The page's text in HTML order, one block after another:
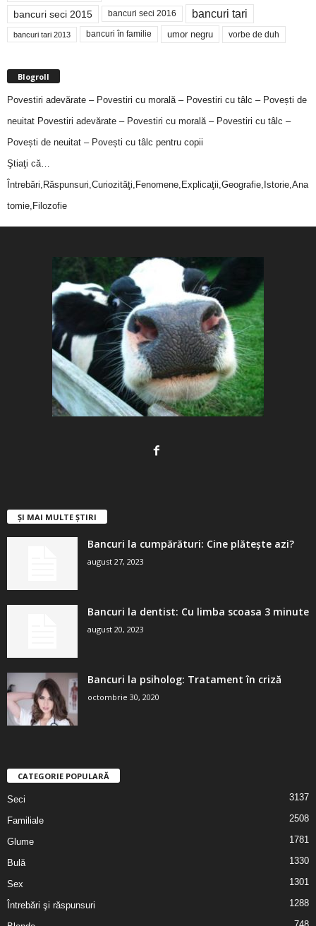
bancuri seci 2015 bancuri seci 2016 bancuri tari
bancuri tari 2013 bancuri în familie umor negru vorbe de duh
Blogroll
Povestiri adevărate – Povestiri cu morală – Povestiri cu tâlc – Povești de
neuitat Povestiri adevărate – Povestiri cu morală – Povestiri cu tâlc –
Povești de neuitat – Povești cu tâlc pentru copii
Ştiaţi că…
Întrebări,Răspunsuri,Curiozităţi,Fenomene,Explicaţii,Geografie,Istorie,Ana
tomie,Filozofie
ȘI MAI MULTE ȘTIRI
Bancuri la cumpărături: Cine plătește azi?
august 27, 2023
Bancuri la dentist: Cu limba scoasa 3 minute
august 20, 2023
Bancuri la psiholog: Tratament în criză
octombrie 30, 2020
CATEGORIE POPULARĂ
Seci 3137
Familiale 2508
Glume 1781
Bulă 1330
Sex 1301
Întrebări şi răspunsuri 1288